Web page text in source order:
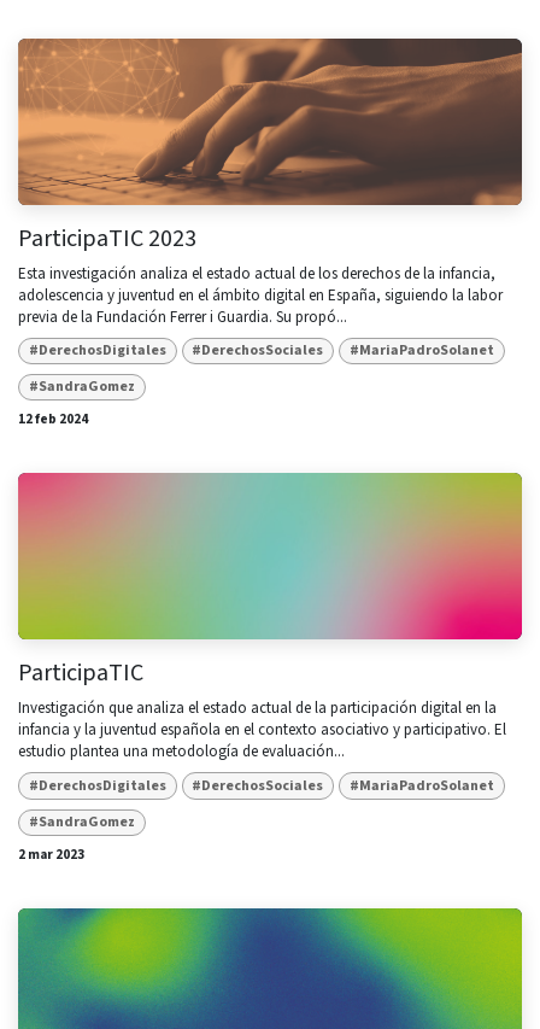
ParticipaTIC 2023
Esta investigación analiza el estado actual de los derechos de la infancia,
adolescencia y juventud en el ámbito digital en España, siguiendo la labor
previa de la Fundación Ferrer i Guardia. Su propó...
#DerechosDigitales #DerechosSociales
#MariaPadroSolanet
#SandraGomez
12 feb 2024
ParticipaTIC
Investigación que analiza el estado actual de la participación digital en la
infancia y la juventud española en el contexto asociativo y participativo. El
estudio plantea una metodología de evaluación...
#DerechosDigitales #DerechosSociales
#MariaPadroSolanet
#SandraGomez
2 mar 2023